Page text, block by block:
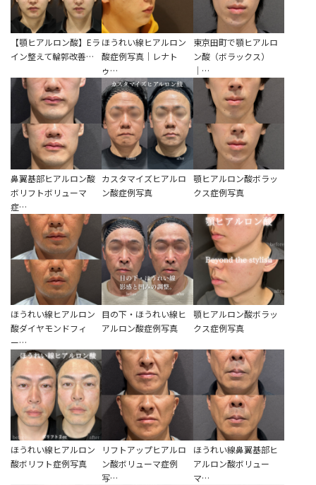
【顎ヒアルロン酸】Eラ
イン整えて輪郭改善…
ほうれい線ヒアルロン
酸症例写真｜レナト
ゥ…
東京田町で顎ヒアルロ
ン酸（ボラックス）
｜…
鼻翼基部ヒアルロン酸
ボリフトボリューマ
症…
カスタマイズヒアルロ
ン酸症例写真
顎ヒアルロン酸ボラッ
クス症例写真
ほうれい線ヒアルロン
酸ダイヤモンドフィ
ー…
目の下・ほうれい線ヒ
アルロン酸症例写真
顎ヒアルロン酸ボラッ
クス症例写真
ほうれい線ヒアルロン
酸ボリフト症例写真
リフトアップヒアルロ
ン酸ボリューマ症例
写…
ほうれい線鼻翼基部ヒ
アルロン酸ボリュー
マ…